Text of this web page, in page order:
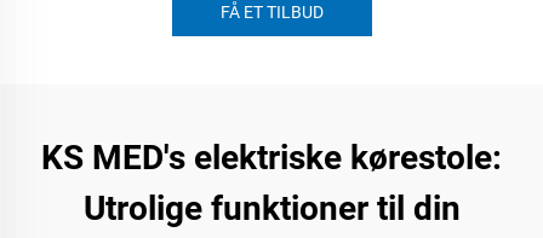
FÅ ET TILBUD
KS MED's elektriske kørestole:
Utrolige funktioner til din